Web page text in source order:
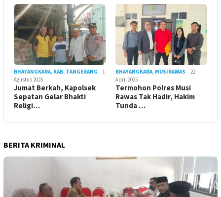
BHAYANGKARA, KAB. TANGERANG
1
Agustus 2025
Jumat Berkah, Kapolsek
Sepatan Gelar Bhakti
Religi…
BHAYANGKARA, MUSIRAWAS
22
April 2025
Termohon Polres Musi
Rawas Tak Hadir, Hakim
Tunda …
BERITA KRIMINAL